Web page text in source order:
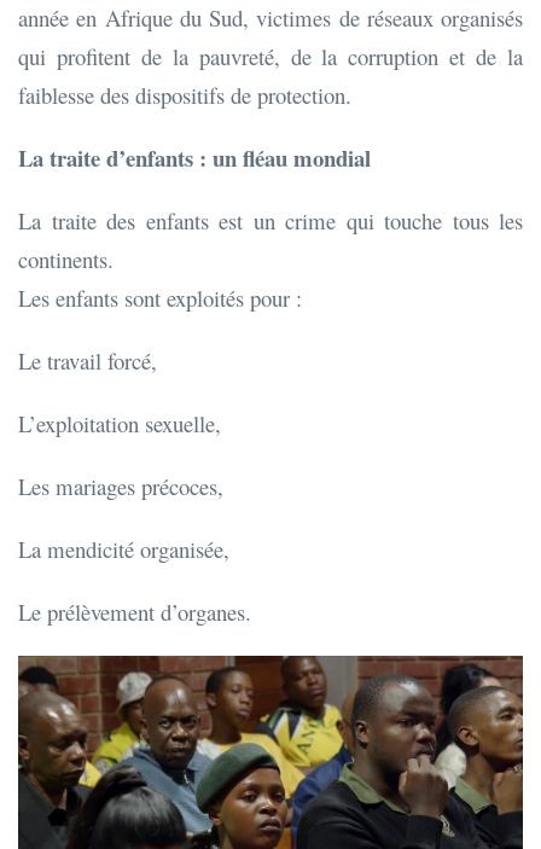
année en Afrique du Sud, victimes de réseaux organisés
qui profitent de la pauvreté, de la corruption et de la
faiblesse des dispositifs de protection.
La traite d’enfants : un fléau mondial
La traite des enfants est un crime qui touche tous les
continents.
Les enfants sont exploités pour :
Le travail forcé,
L’exploitation sexuelle,
Les mariages précoces,
La mendicité organisée,
Le prélèvement d’organes.